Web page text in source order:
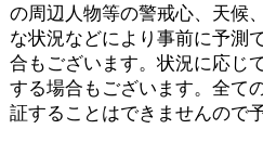
の周辺人物等の警戒心、天候
な状況などにより事前に予測
合もございます。状況に応じ
する場合もございます。全て
証することはできませんので